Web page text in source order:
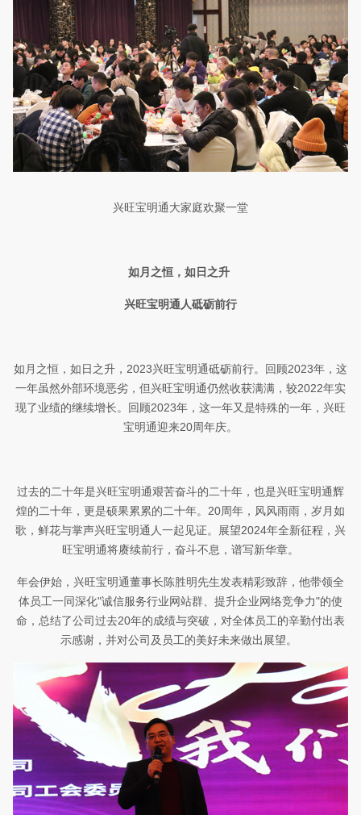
兴旺宝明通大家庭欢聚一堂
如月之恒，如日之升
兴旺宝明通人砥砺前行
如月之恒，如日之升 ， 2023兴旺宝明通砥砺前行。 回顾2023年，这
一年虽然外部环境恶劣，但兴旺宝明通仍然收获满满，较2022年实
现了业绩的继续增长。回顾2023年，这一年又是特殊的一年，兴旺
宝明通迎来20周年庆。
过去的二十年是兴旺宝明通艰苦奋斗的二十年，也是兴旺宝明通辉
煌的二十年， 更是硕果累累的二十年。 20周年，风风雨雨，岁月如
歌，鲜花与掌声兴旺宝明通人一起见证。展望2024年全新征程 ， 兴
旺宝明通将赓续前行 ， 奋斗不息 ， 谱写新华章。
年会伊始，兴旺宝明通董事长陈胜明先生发表精彩致辞， 他带领全
体员工一同深化"诚信服务行业网站群、提升企业网络竞争力"的使
命 ，总结了公司过去20年的成绩与突破，对全体员工的辛勤付出表
示感谢， 并对公司及员工的美好未来做出展望。